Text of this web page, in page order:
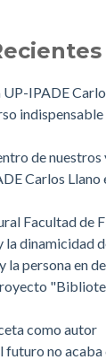
UP-IPADE
de nuestros
Carlos Llano
Facultad de
dinamicidad
la persona en
como autor
futuro no acaba